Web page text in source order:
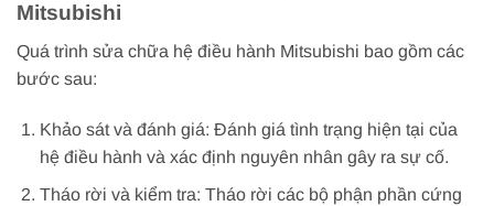
Mitsubishi
Quá trình sửa chữa hệ điều hành Mitsubishi bao gồm các
bước sau:
Khảo sát và đánh giá: Đánh giá tình trạng hiện tại của
hệ điều hành và xác định nguyên nhân gây ra sự cố.
Tháo rời và kiểm tra: Tháo rời các bộ phận phần cứng